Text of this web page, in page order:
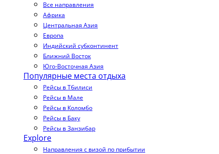
Все направления
Африка
Центральная Азия
Европа
Индийский субконтинент
Ближний Восток
Юго-Восточная Азия
Популярные места отдыха
Рейсы в Тбилиси
Рейсы в Мале
Рейсы в Коломбо
Рейсы в Баку
Рейсы в Занзибар
Explore
Направления с визой по прибытии